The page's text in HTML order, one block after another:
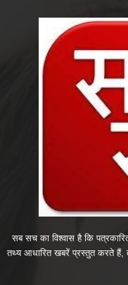
सब सच का विश्वास है कि
तथ्य आधारित खबरें प्रस्तुत करते हैं,